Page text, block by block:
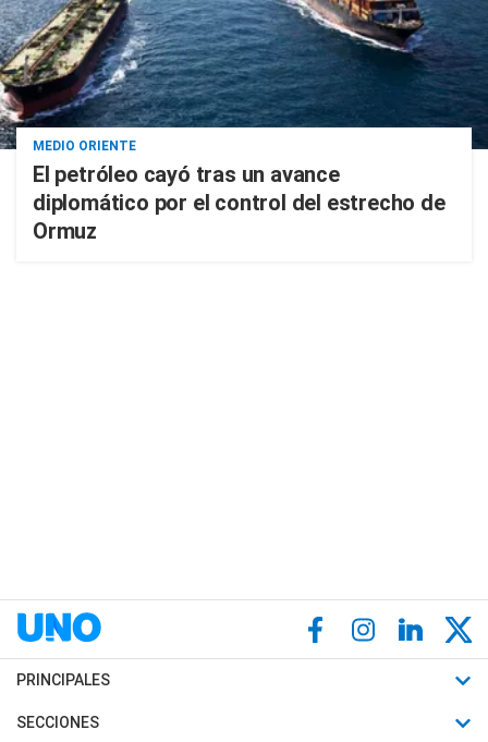
MEDIO ORIENTE
El petróleo cayó tras un avance
diplomático por el control del estrecho de
Ormuz
PRINCIPALES
Últimas Noticias
SECCIONES